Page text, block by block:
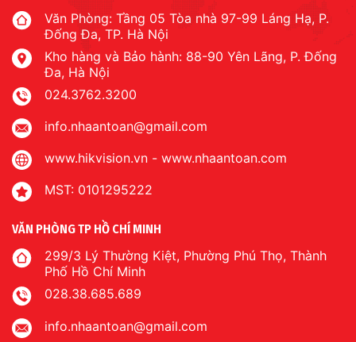
Văn Phòng: Tầng 05 Tòa nhà 97-99 Láng Hạ, P.
Đống Đa, TP. Hà Nội
Kho hàng và Bảo hành: 88-90 Yên Lãng, P. Đống
Đa, Hà Nội
024.3762.3200
info.nhaantoan@gmail.com
www.hikvision.vn - www.nhaantoan.com
MST: 0101295222
VĂN PHÒNG TP HỒ CHÍ MINH
299/3 Lý Thường Kiệt, Phường Phú Thọ, Thành
Phố Hồ Chí Minh
028.38.685.689
info.nhaantoan@gmail.com